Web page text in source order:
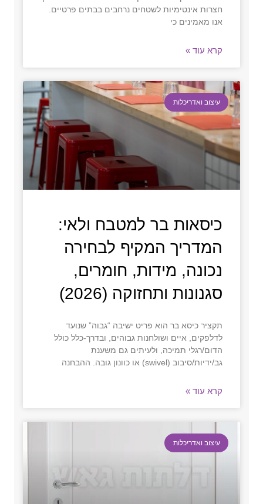
חצרות אינטימיות לשטחים נרחבים בבתים פרטיים.
אנו מאמינים כי
קרא עוד »
עיצוב ואדריכלות
כיסאות בר למטבח ולאי:
המדריך המקיף לבחירה
נכונה, מידות, חומרים,
סגנונות ותחזוקה (2026)
תקציר כיסא בר הוא פריט ישיבה “גבוה” שנועד
לדלפקים, איים ושולחנות גבוהים, ובדרך‑כלל כולל
הדום/רגלי תמיכה, ולעיתים גם משענת
גב/ידיות/סיבוב (swivel) או כוונון גובה. ההבחנה
קרא עוד »
עיצוב ואדריכלות